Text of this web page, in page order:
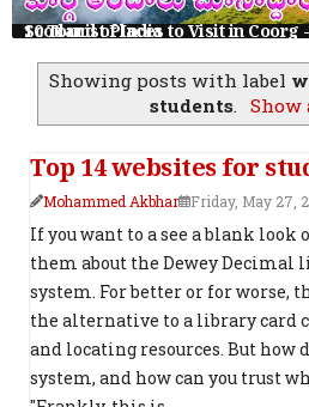
10 Tourist Places to Visit in Coorg - తెలుగులో కూర్గ్ ట్రిప్ - Scotland of India
Showing posts with label
students. Show
Top 14 websites for
Mohammed Akbhar Friday, May 27,
If you want to a see a blank look
them about the Dewey
system. For better or for worse,
the alternative to a library card
and locating resources. But how
system, and how can you trust